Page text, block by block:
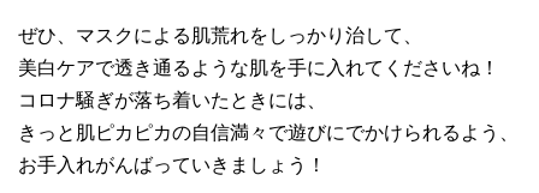
ぜひ、マスクによる肌荒れをしっかり治して、
美白ケアで透き通るような肌を手に入れてくださいね！
コロナ騒ぎが落ち着いたときには、
きっと肌ピカピカの自信満々で遊びにでかけられるよう、
お手入れがんばっていきましょう！